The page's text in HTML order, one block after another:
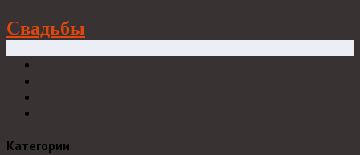
Свадьбы
Категории